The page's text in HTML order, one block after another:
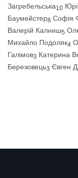
Загребельська10
Баумейстер8 Софія
Валерій Калниш5
Михайло Подоляк4
Галімов3 Катерина
Березовець3 Євген